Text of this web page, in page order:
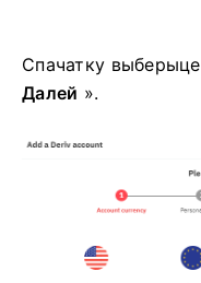
Спачатку выберыце
Далей ».